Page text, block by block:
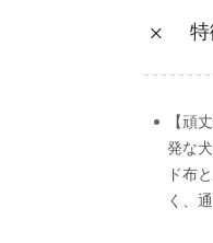
【頑
発な
ド布
く、